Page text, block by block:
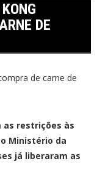
DE
as restrições às
Ministério da
já liberaram as